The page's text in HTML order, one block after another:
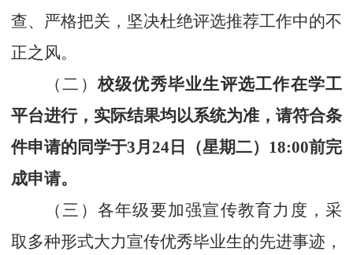
查、严格把关，坚决杜绝评选推荐工作中的不
正之风。
（二）校级优秀毕业生评选工作在学工
平台进行，实际结果均以系统为准 ， 请符合条
件申请的同学于3月 24 日（星期二） 18:00前完
成申请。
（三）各年级要加强宣传教育力度，采
取多种形式大力宣传优秀毕业生的先进事迹，